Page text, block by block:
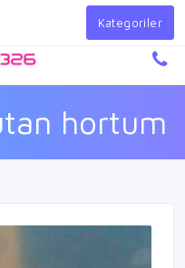
Giriş Yap
hortum
Kategoriler